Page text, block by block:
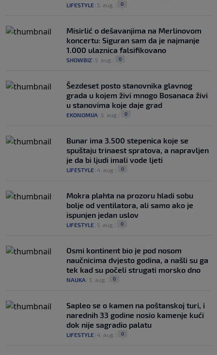
LIFESTYLE 5. aug. 0
Misirlić o dešavanjima na Merlinovom
koncertu: Siguran sam da je najmanje
1.000 ulaznica falsifikovano
SHOWBIZ 5. aug. 0
Šezdeset posto stanovnika glavnog
grada u kojem živi mnogo Bosanaca živi
u stanovima koje daje grad
EKONOMIJA 5. aug. 0
Bunar imа 3.500 stepenica koje se
spuštaju trinaest spratova, a napravljen
je da bi ljudi imali vode ljeti
LIFESTYLE 4. aug. 0
Mokra plahta na prozoru hladi sobu
bolje od ventilatora, ali samo ako je
ispunjen jedan uslov
LIFESTYLE 5. aug. 0
Osmi kontinent bio je pod nosom
naučnicima dvjesto godina, a našli su ga
tek kad su počeli strugati morsko dno
NAUKA 3. aug. 0
Saplео se o kamen na poštanskoj turi, i
narednih 33 godine nosio kamenje kući
dok nije sagradio palatu
LIFESTYLE 4. aug. 0